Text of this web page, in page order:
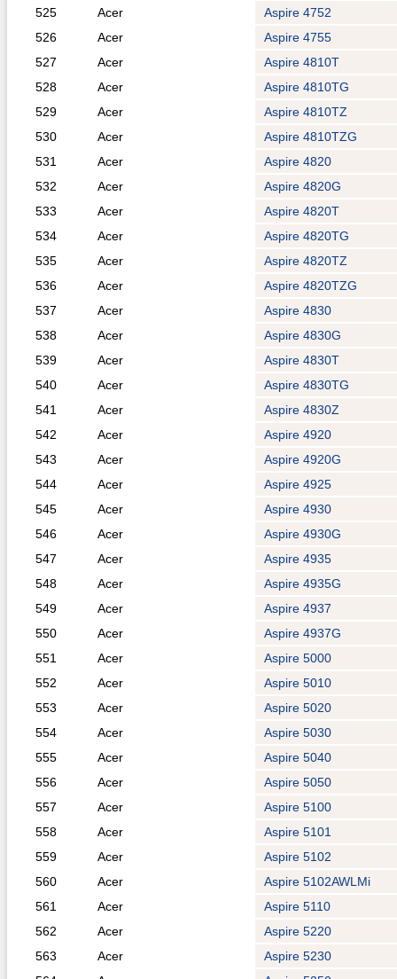
525 Acer
Aspire 4752
526
Acer
Aspire 4755
527
Acer
Aspire 4810T
528
Acer
Aspire 4810TG
529
Acer
Aspire 4810TZ
530
Acer
Aspire 4810TZG
531
Acer
Aspire 4820
532
Acer
Aspire 4820G
533
Acer
Aspire 4820T
534
Acer
Aspire 4820TG
535
Acer
Aspire 4820TZ
536
Acer
Aspire 4820TZG
537
Acer
Aspire 4830
538
Acer
Aspire 4830G
539
Acer
Aspire 4830T
540
Acer
Aspire 4830TG
541
Acer
Aspire 4830Z
542
Acer
Aspire 4920
543
Acer
Aspire 4920G
544
Acer
Aspire 4925
545
Acer
Aspire 4930
546
Acer
Aspire 4930G
547
Acer
Aspire 4935
548
Acer
Aspire 4935G
549
Acer
Aspire 4937
550
Acer
Aspire 4937G
551
Acer
Aspire 5000
552
Acer
Aspire 5010
553
Acer
Aspire 5020
554
Acer
Aspire 5030
555
Acer
Aspire 5040
556
Acer
Aspire 5050
557
Acer
Aspire 5100
558
Acer
Aspire 5101
559
Acer
Aspire 5102
560
Acer
Aspire 5102AWLMi
561
Acer
Aspire 5110
562
Acer
Aspire 5220
563
Acer
Aspire 5230